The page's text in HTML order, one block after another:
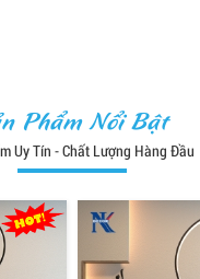
Phẩm Nổi Bật
Uy Tín - Chất Lượng Hàng Đầu